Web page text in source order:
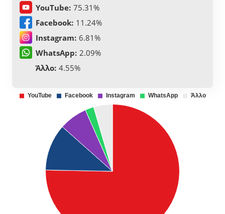
YouTube: 75.31%
Facebook: 11.24%
Instagram: 6.81%
WhatsApp: 2.09%
Άλλο: 4.55%